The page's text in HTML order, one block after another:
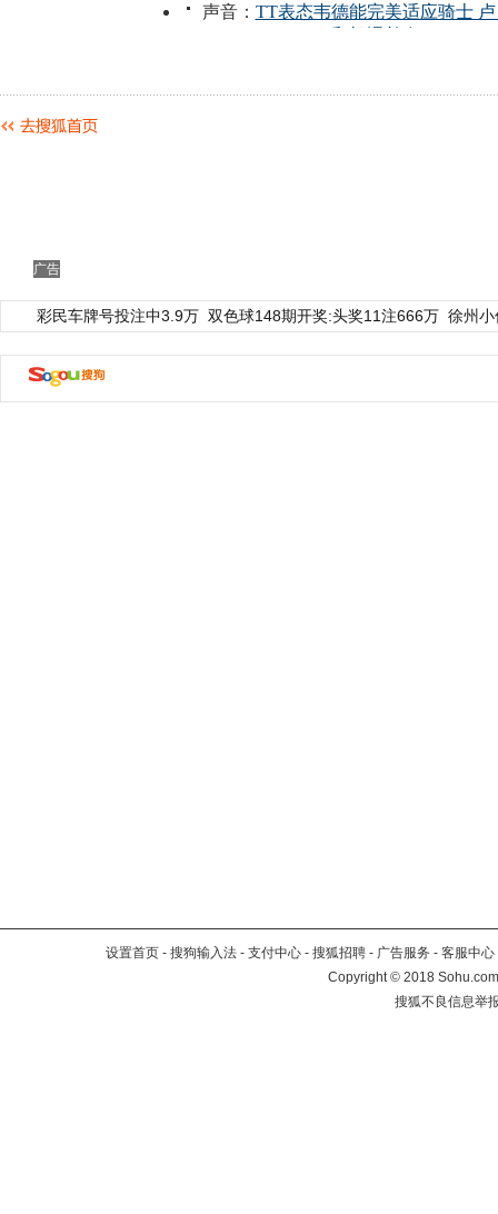
广告
彩民车牌号投注中3.9万 双色球148期开奖:头奖11注666万 徐州
设置首页 - 搜狗输入法 - 支付中心 - 搜狐招聘 - 广告服务 - 客服中心
Copyright©2018
搜狐不良信息举